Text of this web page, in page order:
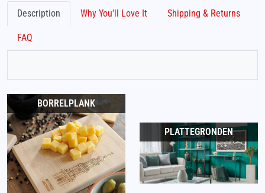
Description Why You'll Love It Shipping & Returns
FAQ
BORRELPLANK
PLATTEGRONDEN